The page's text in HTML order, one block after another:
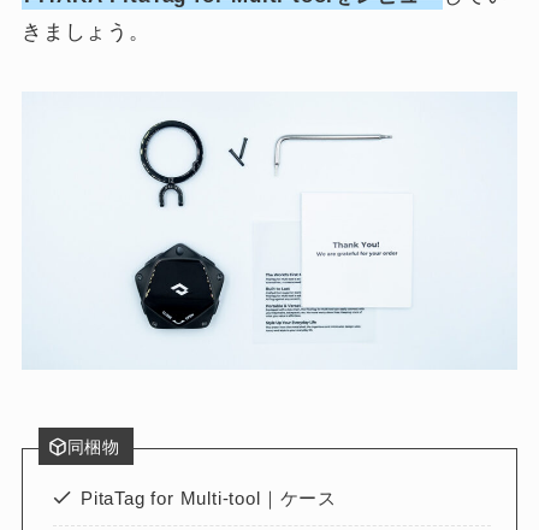
きましょう。
同梱物
PitaTag for Multi-tool｜ケース